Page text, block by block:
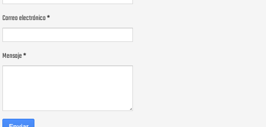
Correo electrónico*
Mensaje*